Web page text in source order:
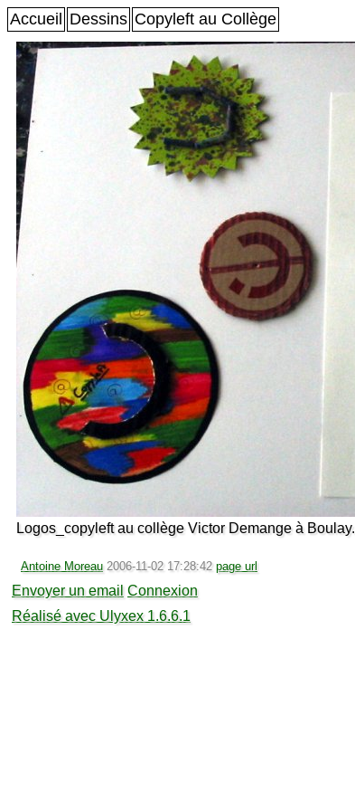
Accueil Dessins Copyleft au Collège
Logos_copyleft au collège Victor Demange à Boulay.
Antoine Moreau 2006-11-02 17:28:42 page url
Envoyer un email Connexion
Réalisé avec Ulyxex 1.6.6.1